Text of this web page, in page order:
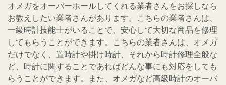
オメガをオーバーホールしてくれる業者さんをお探しなら
お教えしたい業者さんがあります。こちらの業者さんは、
一級時計技能士がいることで、安心して大切な商品を修理
してもらうことができます。こちらの業者さんは、オメガ
だけでなく、置時計や掛け時計、それから時計修理全般な
ど、時計に関することであればどんな事にも対応をしても
らうことができます。また、オメガなど高級時計のオーバ